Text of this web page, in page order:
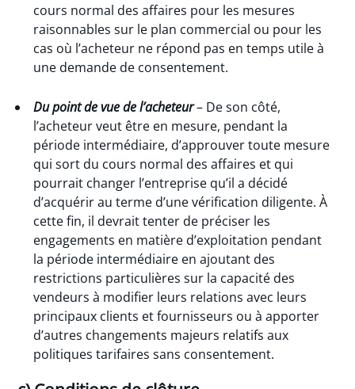
cours normal des affaires pour les mesures
raisonnables sur le plan commercial ou pour les
cas où l’acheteur ne répond pas en temps utile à
une demande de consentement.
Du point de vue de l’acheteur– De son côté,
l’acheteur veut être en mesure, pendant la
période intermédiaire, d’approuver toute mesure
qui sort du cours normal des affaires et qui
pourrait changer l’entreprise qu’il a décidé
d’acquérir au terme d’une vérification diligente. À
cette fin, il devrait tenter de préciser les
engagements en matière d’exploitation pendant
la période intermédiaire en ajoutant des
restrictions particulières sur la capacité des
vendeurs à modifier leurs relations avec leurs
principaux clients et fournisseurs ou à apporter
d’autres changements majeurs relatifs aux
politiques tarifaires sans consentement.